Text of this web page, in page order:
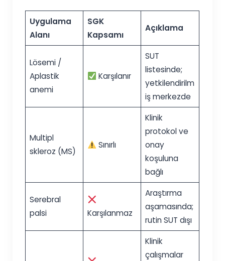
Uygulama
Alanı
SGK
Kapsamı
Açıklama
Lösemi /
Aplastik
anemi
Karşılanır
SUT
listesinde;
yetkilendirilm
iş merkezde
Multipl
skleroz (MS)
Sınırlı
Klinik
protokol ve
onay
koşuluna
bağlı
Serebral
palsi
Karşılanmaz
Araştırma
aşamasında;
rutin SUT dışı
Klinik
çalışmalar